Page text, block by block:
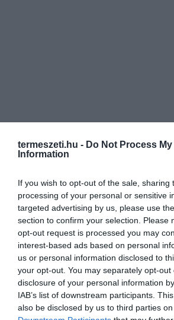
termeszeti.hu - Do Not Process My
Information
If you wish to opt-out of the sale, sharing
processing of your personal or sensitive
targeted advertising by us, please use
section to confirm your selection. Please
opt-out request is processed you may
interest-based ads based on personal
us or personal information disclosed to
your opt-out. You may separately opt-
disclosure of your personal information
IAB’s list of downstream participants.
also be disclosed by us to third parties